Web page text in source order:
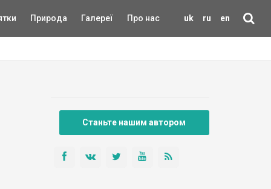
uk ru en
Природа Галереї Про нас
Станьте нашим автором